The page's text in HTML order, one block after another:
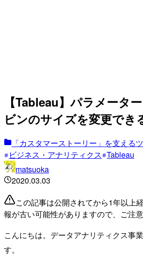
【Tableau】パラメータ
ビンのサイズを変更でき
「カスタマーストーリー」を支える
ビジネス・アナリティクス Tableau
matsuoka
2020.03.03
この記事は公開されてから1年以上
報が古い可能性がありますので、ご注意
こんにちは。データアナリティクス事
す。